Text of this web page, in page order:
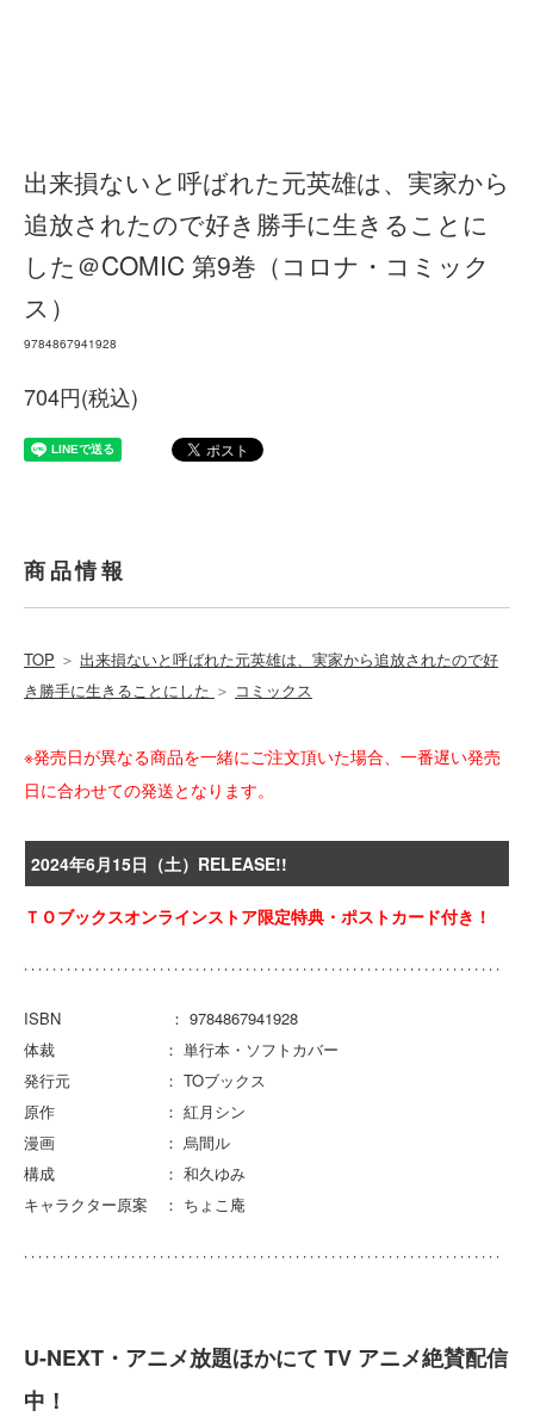
出来損ないと呼ばれた元英雄は、実家から
追放されたので好き勝手に生きることに
した＠COMIC 第9巻（コロナ・コミック
ス）
9784867941928
704円(税込)
商品情報
TOP ＞ 出来損ないと呼ばれた元英雄は、実家から追放されたので好
き勝手に生きることにした ＞ コミックス
※発売日が異なる商品を一緒にご注文頂いた場合、一番遅い発売
日に合わせての発送となります。
2024年6月15日（土）RELEASE!!
ＴＯブックスオンラインストア限定特典・ポストカード付き！
ISBN ： 9784867941928
体裁 ： 単行本・ソフトカバー
発行元 ： TOブックス
原作 ： 紅月シン
漫画 ： 烏間ル
構成 ： 和久ゆみ
キャラクター原案 ： ちょこ庵
U-NEXT・アニメ放題ほかにて TV アニメ絶賛配信
中！